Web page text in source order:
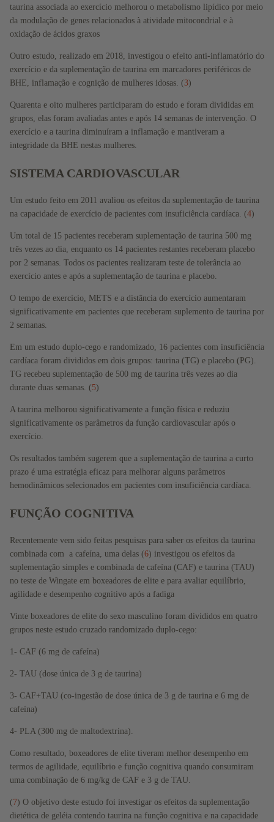
Todos
produto
Energia
Relaxa
mento
Imunida
de
Beleza
gico
Pré &
Pós
Saúde
taurina associada ao exercício melhorou o metabolismo lipídico por meio
da modulação de genes relacionados à atividade mitocondrial e à
oxidação de ácidos graxos
Outro estudo, realizado em 2018, investigou o efeito anti-inflamatório do
exercício e da suplementação de taurina em marcadores periféricos de
BHE, inflamação e cognição de mulheres idosas. (3)
Quarenta e oito mulheres participaram do estudo e foram divididas em
grupos, elas foram avaliadas antes e após 14 semanas de intervenção. O
exercício e a taurina diminuíram a inflamação e mantiveram a
integridade da BHE nestas mulheres.
SISTEMA CARDIOVASCULAR
Um estudo feito em 2011 avaliou os efeitos da suplementação de taurina
na capacidade de exercício de pacientes com insuficiência cardíaca. (4)
Um total de 15 pacientes receberam suplementação de taurina 500 mg
três vezes ao dia, enquanto os 14 pacientes restantes receberam placebo
por 2 semanas. Todos os pacientes realizaram teste de tolerância ao
exercício antes e após a suplementação de taurina e placebo.
O tempo de exercício, METS e a distância do exercício aumentaram
significativamente em pacientes que receberam suplemento de taurina por
2 semanas.
Em um estudo duplo-cego e randomizado, 16 pacientes com insuficiência
cardíaca foram divididos em dois grupos: taurina (TG) e placebo (PG).
TG recebeu suplementação de 500 mg de taurina três vezes ao dia
durante duas semanas. (5)
A taurina melhorou significativamente a função física e reduziu
significativamente os parâmetros da função cardiovascular após o
exercício.
Os resultados também sugerem que a suplementação de taurina a curto
prazo é uma estratégia eficaz para melhorar alguns parâmetros
hemodinâmicos selecionados em pacientes com insuficiência cardíaca.
FUNÇÃO COGNITIVA
Recentemente vem sido feitas pesquisas para saber os efeitos da taurina
combinada com a cafeína, uma delas (6) investigou os efeitos da
suplementação simples e combinada de cafeína (CAF) e taurina (TAU)
no teste de Wingate em boxeadores de elite e para avaliar equilíbrio,
agilidade e desempenho cognitivo após a fadiga
Vinte boxeadores de elite do sexo masculino foram divididos em quatro
grupos neste estudo cruzado randomizado duplo-cego:
1- CAF (6 mg de cafeína)
2- TAU (dose única de 3 g de taurina)
3- CAF+TAU (co-ingestão de dose única de 3 g de taurina e 6 mg de
cafeína)
4- PLA (300 mg de maltodextrina).
Como resultado, boxeadores de elite tiveram melhor desempenho em
termos de agilidade, equilíbrio e função cognitiva quando consumiram
uma combinação de 6 mg/kg de CAF e 3 g de TAU.
(7) O objetivo deste estudo foi investigar os efeitos da suplementação
dietética de geléia contendo taurina na função cognitiva e na capacidade